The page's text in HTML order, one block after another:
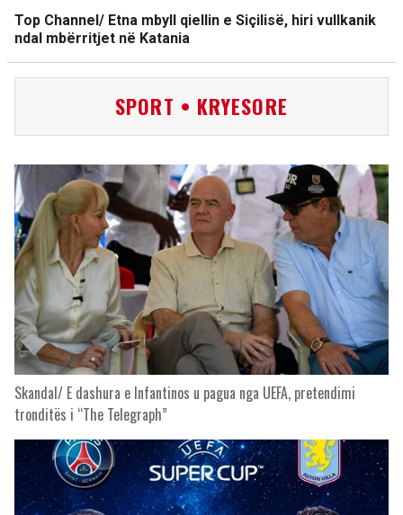
Top Channel/ Etna mbyll qiellin e Siçilisë, hiri vullkanik
ndal mbërritjet në Katania
SPORT • KRYESORE
Skandal/ E dashura e Infantinos u pagua nga UEFA, pretendimi
tronditës i “The Telegraph”